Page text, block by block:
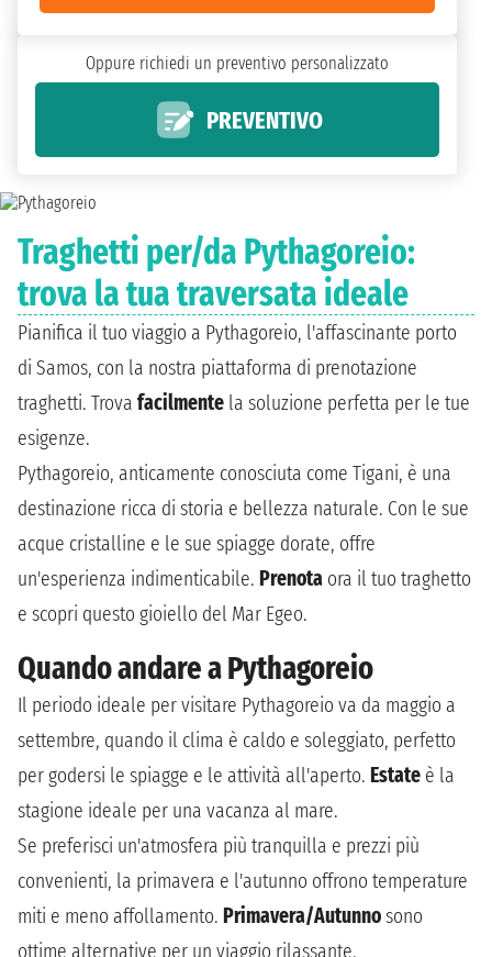
Traghetti per/da Pythagoreio:
trova la tua traversata ideale
Pianifica il tuo viaggio a Pythagoreio, l'affascinante porto
di Samos, con la nostra piattaforma di prenotazione
traghetti. Trova facilmente la soluzione perfetta per le tue
esigenze.
Pythagoreio, anticamente conosciuta come Tigani, è una
destinazione ricca di storia e bellezza naturale. Con le sue
acque cristalline e le sue spiagge dorate, offre
un'esperienza indimenticabile. Prenota ora il tuo traghetto
e scopri questo gioiello del Mar Egeo.
Quando andare a Pythagoreio
Il periodo ideale per visitare Pythagoreio va da maggio a
settembre, quando il clima è caldo e soleggiato, perfetto
per godersi le spiagge e le attività all'aperto. Estate è la
stagione ideale per una vacanza al mare.
Se preferisci un'atmosfera più tranquilla e prezzi più
convenienti, la primavera e l'autunno offrono temperature
miti e meno affollamento. Primavera/Autunnosono
ottime alternative per un viaggio rilassante.
Oppure richiedi un preventivo personalizzato
PREVENTIVO